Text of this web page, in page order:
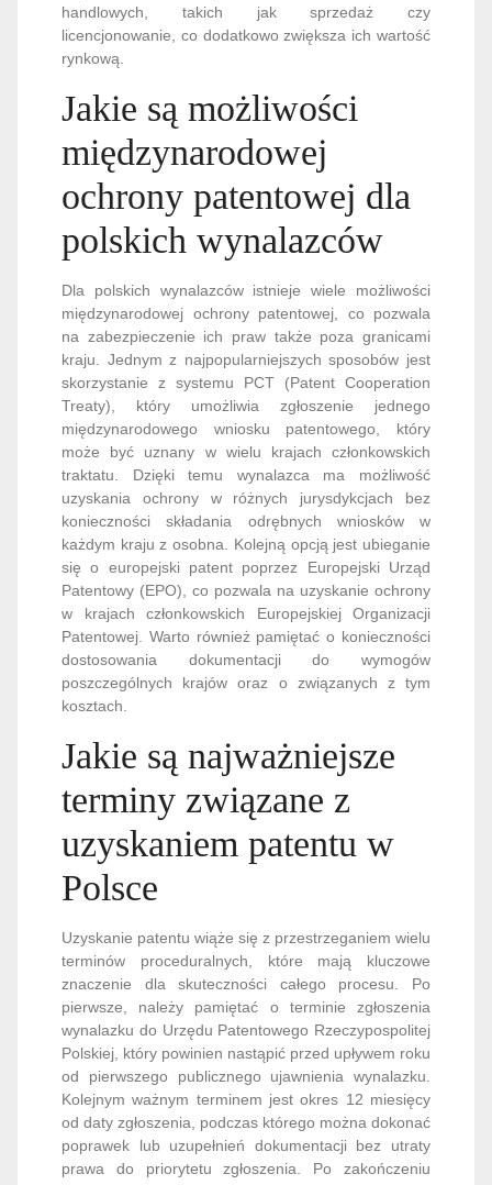
handlowych, takich jak sprzedaż czy
licencjonowanie, co dodatkowo zwiększa ich wartość
rynkową.
Jakie są możliwości
międzynarodowej
ochrony patentowej dla
polskich wynalazców
Dla polskich wynalazców istnieje wiele możliwości
międzynarodowej ochrony patentowej, co pozwala
na zabezpieczenie ich praw także poza granicami
kraju. Jednym z najpopularniejszych sposobów jest
skorzystanie z systemu PCT (Patent Cooperation
Treaty), który umożliwia zgłoszenie jednego
międzynarodowego wniosku patentowego, który
może być uznany w wielu krajach członkowskich
traktatu. Dzięki temu wynalazca ma możliwość
uzyskania ochrony w różnych jurysdykcjach bez
konieczności składania odrębnych wniosków w
każdym kraju z osobna. Kolejną opcją jest ubieganie
się o europejski patent poprzez Europejski Urząd
Patentowy (EPO), co pozwala na uzyskanie ochrony
w krajach członkowskich Europejskiej Organizacji
Patentowej. Warto również pamiętać o konieczności
dostosowania dokumentacji do wymogów
poszczególnych krajów oraz o związanych z tym
kosztach.
Jakie są najważniejsze
terminy związane z
uzyskaniem patentu w
Polsce
Uzyskanie patentu wiąże się z przestrzeganiem wielu
terminów proceduralnych, które mają kluczowe
znaczenie dla skuteczności całego procesu. Po
pierwsze, należy pamiętać o terminie zgłoszenia
wynalazku do Urzędu Patentowego Rzeczypospolitej
Polskiej, który powinien nastąpić przed upływem roku
od pierwszego publicznego ujawnienia wynalazku.
Kolejnym ważnym terminem jest okres 12 miesięcy
od daty zgłoszenia, podczas którego można dokonać
poprawek lub uzupełnień dokumentacji bez utraty
prawa do priorytetu zgłoszenia. Po zakończeniu